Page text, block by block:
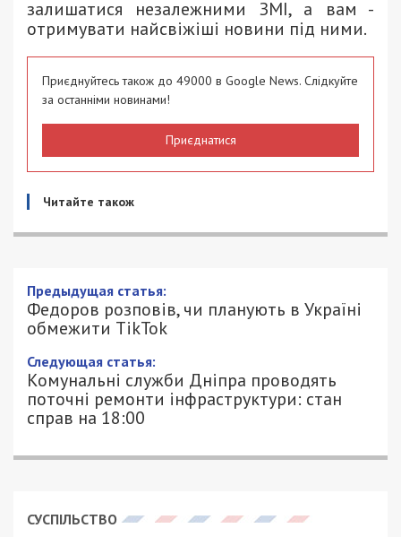
залишатися незалежними ЗМІ, а вам -
отримувати найсвіжіші новини під ними.
Приєднуйтесь також до 49000 в Google News. Слідкуйте
за останніми новинами!
Приєднатися
Читайте також
Федоров розповів, чи планують в
Україні обмежити TikTok
3/04/2023 - 14:12
ПЕТРО ЩУКІН - СПЕЦИАЛЬНО ДЛЯ
49000.COM.UA